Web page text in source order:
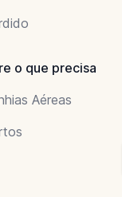
o que precisa
Aéreas